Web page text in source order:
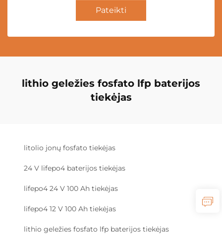
Pateikti
lithio geležies fosfato lfp baterijos
tiekėjas
litolio jonų fosfato tiekėjas
24 V lifepo4 baterijos tiekėjas
lifepo4 24 V 100 Ah tiekėjas
lifepo4 12 V 100 Ah tiekėjas
lithio geležies fosfato lfp baterijos tiekėjas